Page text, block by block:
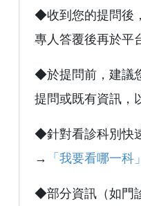
◆收到您的提問後
專人答覆後再於平
◆於提問前，建議
提問或既有資訊，
◆針對看診科別快
→
「我要看哪一科」
◆部分資訊（如門